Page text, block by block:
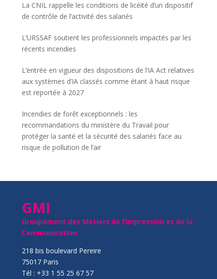
La CNIL rappelle les conditions de licéité d’un dispositif
de contrôle de l’activité des salariés
L’URSSAF soutient les professionnels impactés par les
récents incendies
L’entrée en vigueur des dispositions de l’IA Act relatives
aux systèmes d’IA classés comme étant à haut risque
est reportée à 2027
Incendies de forêt exceptionnels : les
recommandations du ministère du Travail pour
protéger la santé et la sécurité des salariés face au
risque de pollution de l’air
GMI
Groupement des Métiers de l’Impression et de la
Communication
218 bis boulevard Pereire
75017 Paris
Tél : +33 1 55 25 67 57